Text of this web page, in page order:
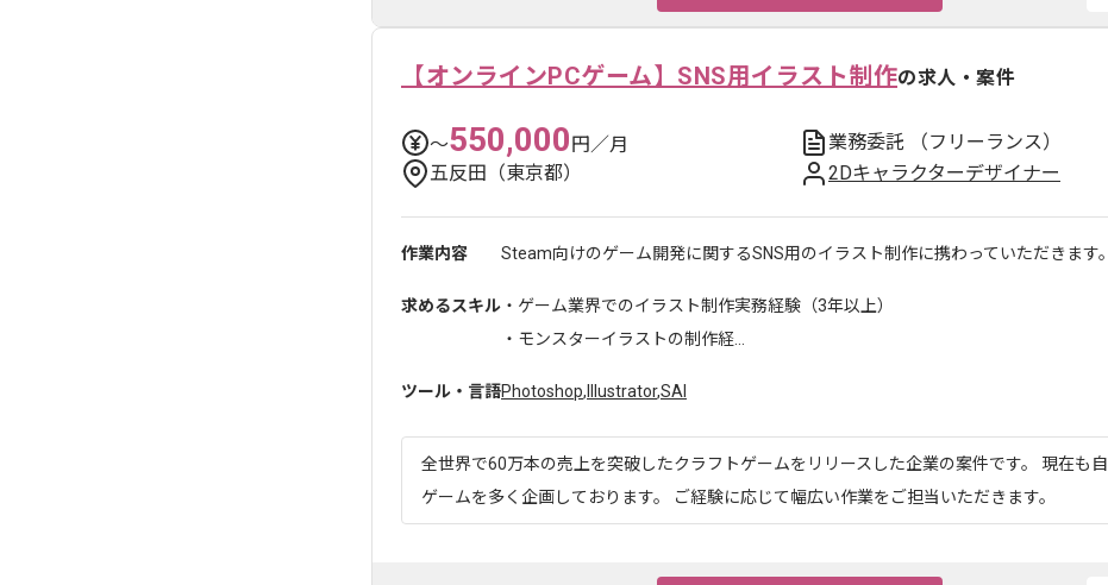
【オンラインPCゲーム】SNS用イラスト制作の求人・案件
〜550,000円／月 業務委託
（フリーランス）
五反田（東京都）
2Dキャラクターデザイナー
作業内容 Steam向けのゲーム開発に関するSNS用のイラスト制作に携わっていただきます。
求めるスキル ・ゲーム業界でのイラスト制作実務経験（3年以上）
・モンスターイラストの制作経...
ツール・言語Photoshop, Illustrator,SAI
全世界で60万本の売上を突破したクラフトゲームをリリースした企業の案件です。 現在も
ゲームを多く企画しております。 ご経験に応じて幅広い作業をご担当いただきます。